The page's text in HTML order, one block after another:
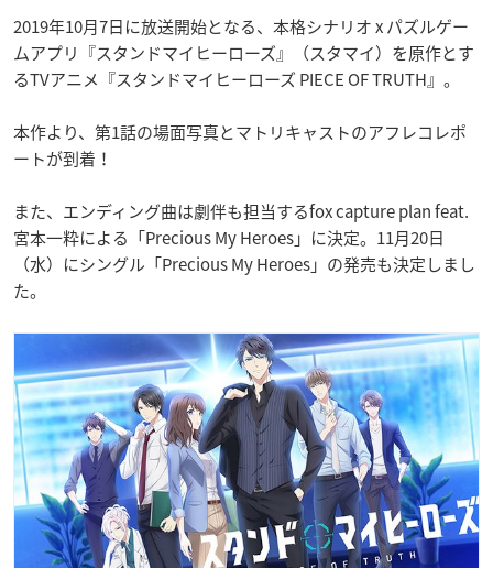
2019年10月7日に放送開始となる、本格シナリオ x パズルゲー
ムアプリ『スタンドマイヒーローズ』（スタマイ）を原作とす
るTVアニメ『スタンドマイヒーローズ PIECE OF TRUTH』。
本作より、第1話の場面写真とマトリキャストのアフレコレポ
ートが到着！
また、エンディング曲は劇伴も担当するfox capture plan feat.
宮本一粋による「Precious My Heroes」に決定。11月20日
（水）にシングル「Precious My Heroes」の発売も決定しまし
た。